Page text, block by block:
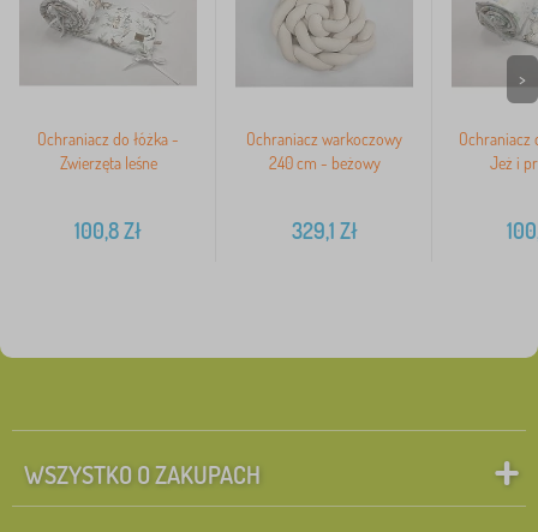
Ochraniacz do łóżka -
Zwierzęta leśne
100,8Zł
Ochraniacz warkoczowy
240 cm - beżowy
329,1 Zł
Ochraniacz
Jeż i
>
WSZYSTKO O ZAKUPACH